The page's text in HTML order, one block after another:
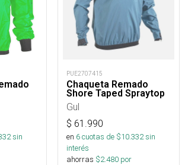
sin
PUE2707415
Chaqueta Remado
Shore Taped Spraytop
Gul
$ 61.990
en 6cuotas de $10.332sin
interés
ahorras $2.480 por